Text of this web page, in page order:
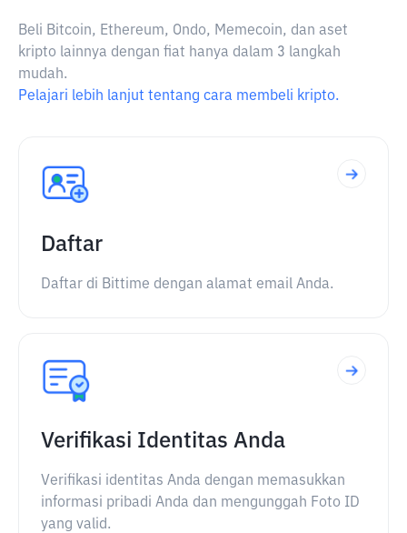
Beli Bitcoin, Ethereum, Ondo, Memecoin, dan aset
kripto lainnya dengan fiat hanya dalam 3 langkah
mudah.
Pelajari lebih lanjut tentang cara membeli kripto.
Daftar
Daftar di Bittime dengan alamat email Anda.
Verifikasi Identitas Anda
Verifikasi identitas Anda dengan memasukkan
informasi pribadi Anda dan mengunggah Foto ID
yang valid.